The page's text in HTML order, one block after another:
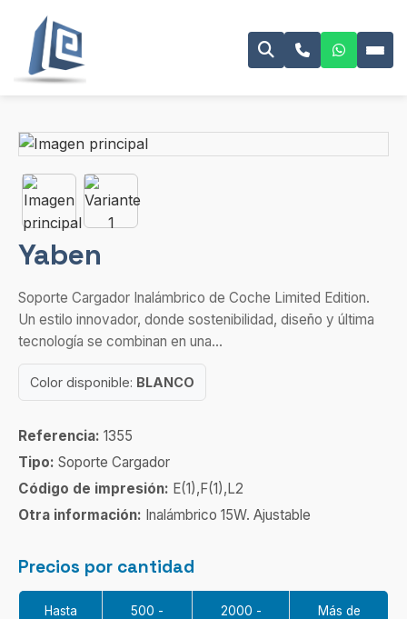
Yaben
Soporte Cargador Inalámbrico de Coche Limited Edition.
Un estilo innovador, donde sostenibilidad, diseño y última
tecnología se combinan en una...
Color disponible: BLANCO
Referencia: 1355
Tipo: Soporte Cargador
Código de impresión: E(1),F(1),L2
Otra información: Inalámbrico 15W. Ajustable
Precios por cantidad
Hasta
500 -
2000 -
Más de